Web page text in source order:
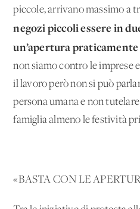
piccole, arrivano massimo a
negozi piccoli essere in
un’apertura praticamente
non siamo contro le imprese
il lavoro però non si può
persona umana e non
famiglia almeno le festività
«BASTA CON LE